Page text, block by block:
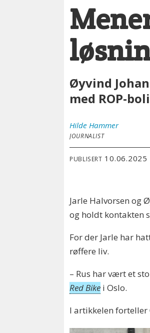
Øyvind
med ROP-
Hilde Hammer
JOURNALIST
PUBLISERT
Jarle Halvorsen og
og holdt kontakten
For der Jarle har
røffere liv.
– Rus har vært et
Red Bike i Oslo.
I artikkelen forteller